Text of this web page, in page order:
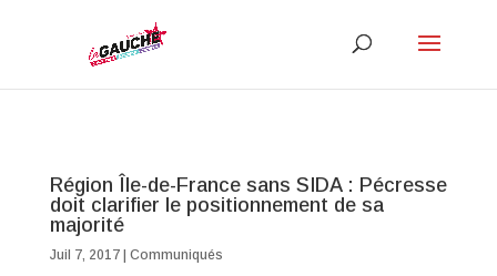
Région Île-de-France sans SIDA : Pécresse
doit clarifier le positionnement de sa
majorité
Juil 7, 2017| Communiqués